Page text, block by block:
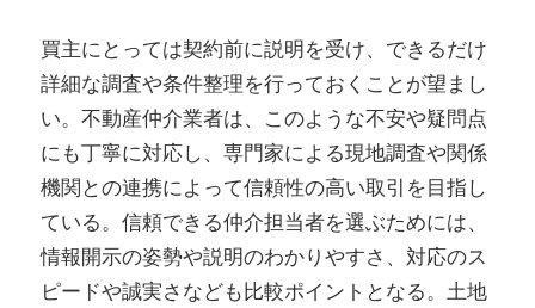
買主にとっては契約前に説明を受け、できるだけ
詳細な調査や条件整理を行っておくことが望まし
い。不動産仲介業者は、このような不安や疑問点
にも丁寧に対応し、専門家による現地調査や関係
機関との連携によって信頼性の高い取引を目指し
ている。信頼できる仲介担当者を選ぶためには、
情報開示の姿勢や説明のわかりやすさ、対応のス
ピードや誠実さなども比較ポイントとなる。土地